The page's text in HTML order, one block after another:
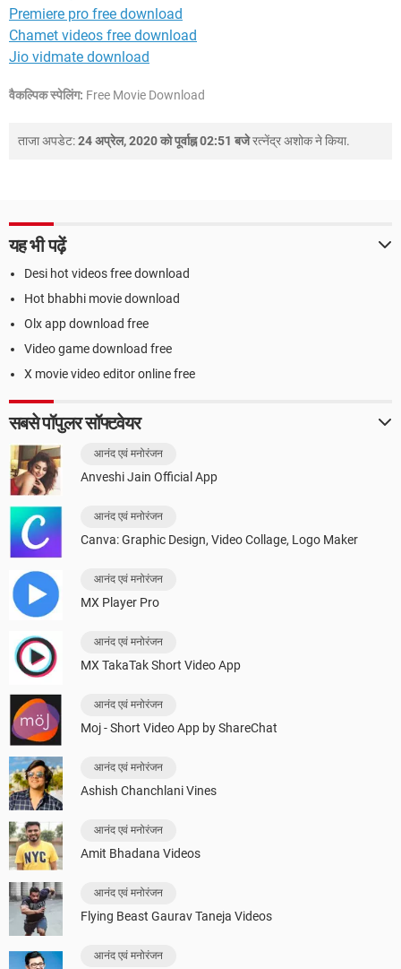
Premiere pro free download
Chamet videos free download
Jio vidmate download
वैकल्पिक स्पेलिंग: Free Movie Download
ताजा अपडेट:24 अप्रेल, 2020 को पूर्वाह्न 02:51 बजेरत्नेंद्र अशोकने किया.
यह भी पढ़ें
Desi hot videos free download
Hot bhabhi movie download
Olx app download free
Video game download free
X movie video editor online free
सबसे पॉपुलर सॉफ्टवेयर
आनंद एवं मनोरंजन
Anveshi Jain Official App
आनंद एवं मनोरंजन
Canva: Graphic Design, Video Collage, Logo Maker
आनंद एवं मनोरंजन
MX Player Pro
आनंद एवं मनोरंजन
MX TakaTak Short Video App
आनंद एवं मनोरंजन
Moj - Short Video App by ShareChat
आनंद एवं मनोरंजन
Ashish Chanchlani Vines
आनंद एवं मनोरंजन
Amit Bhadana Videos
आनंद एवं मनोरंजन
Flying Beast Gaurav Taneja Videos
आनंद एवं मनोरंजन